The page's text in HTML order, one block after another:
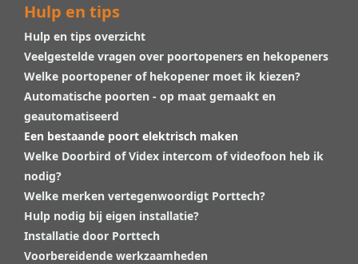
Hulp en tips
Hulp en tips overzicht
Veelgestelde vragen over poortopeners en hekopeners
Welke poortopener of hekopener moet ik kiezen?
Automatische poorten - op maat gemaakt en
geautomatiseerd
Een bestaande poort elektrisch maken
Welke Doorbird of Videx intercom of videofoon heb ik
nodig?
Welke merken vertegenwoordigt Porttech?
Hulp nodig bij eigen installatie?
Installatie door Porttech
Voorbereidende werkzaamheden